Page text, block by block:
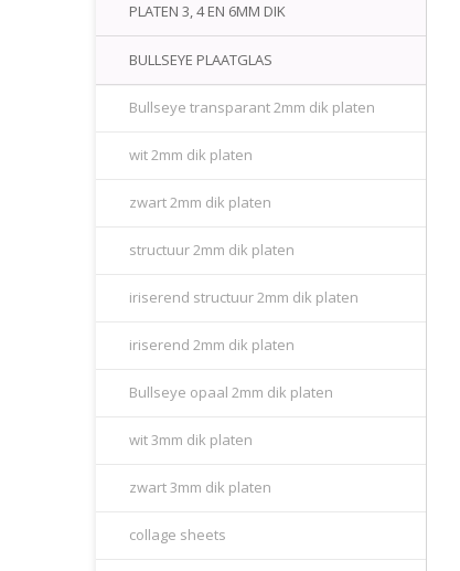
PLATEN 3, 4 EN 6MM DIK
BULLSEYE PLAATGLAS
Bullseye transparant 2mm dik platen
wit 2mm dik platen
zwart 2mm dik platen
structuur 2mm dik platen
iriserend structuur 2mm dik platen
iriserend 2mm dik platen
Bullseye opaal 2mm dik platen
wit 3mm dik platen
zwart 3mm dik platen
collage sheets